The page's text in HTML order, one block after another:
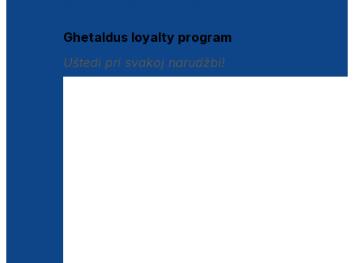
Ghetaldus loyalty program
Uštedi pri svakoj narudžbi!